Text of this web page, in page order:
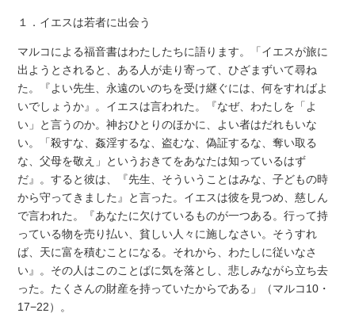
１．イエスは若者に出会う
マルコによる福音書はわたしたちに語ります。「イエスが旅に
出ようとされると、ある人が走り寄って、ひざまずいて尋ね
た。『よい先生、永遠のいのちを受け継ぐには、何をすればよ
いでしょうか』。イエスは言われた。『なぜ、わたしを「よ
い」と言うのか。神おひとりのほかに、よい者はだれもいな
い。「殺すな、姦淫するな、盗むな、偽証するな、奪い取る
な、父母を敬え」というおきてをあなたは知っているはず
だ』。すると彼は、『先生、そういうことはみな、子どもの時
から守ってきました』と言った。イエスは彼を見つめ、慈しん
で言われた。『あなたに欠けているものが一つある。行って持
っている物を売り払い、貧しい人々に施しなさい。そうすれ
ば、天に富を積むことになる。それから、わたしに従いなさ
い』。その人はこのことばに気を落とし、悲しみながら立ち去
った。たくさんの財産を持っていたからである」（マルコ10・
17−22）。